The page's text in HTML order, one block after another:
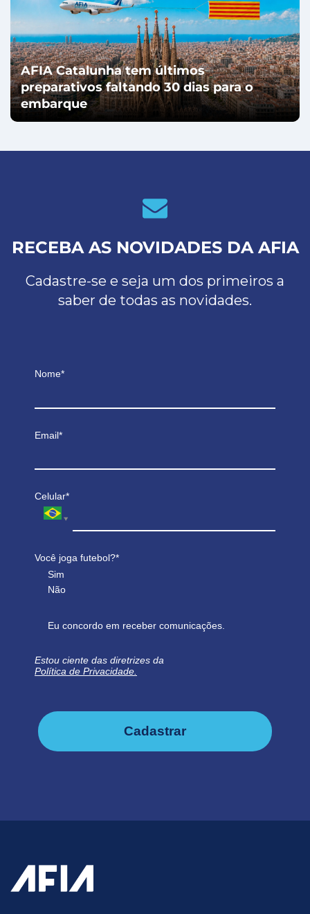
AFIA Catalunha tem últimos
preparativos faltando 30 dias para o
embarque
RECEBA AS NOVIDADES DA AFIA
Cadastre-se e seja um dos primeiros a
saber de todas as novidades.
Nome*
Email*
Celular*
Você joga futebol?*
Sim
Não
Eu concordo em receber comunicações.
Estou ciente das diretrizes da
Política de Privacidade.
Cadastrar